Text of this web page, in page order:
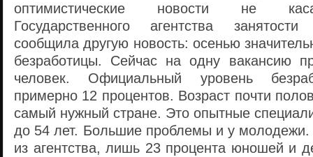
оптимистические новости не
Государственного агентства
сообщила другую новость: осенью
безработицы. Сейчас на одну вакансию
человек. Официальный уровень
примерно 12 процентов. Возраст почти
самый нужный стране. Это опытные
до 54 лет. Большие проблемы и у молодежи.
из агентства, лишь 23 процента юношей и